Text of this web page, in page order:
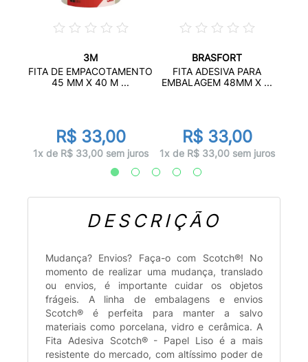
3M
FITA DE EMPACOTAMENTO
45 MM X 40 M ...
R$ 33,00
1x de R$ 33,00 sem juros
BRASFORT
FITA ADESIVA PARA
EMBALAGEM 48MM X ...
R$ 33,00
1x de R$ 33,00 sem juros
DESCRIÇÃO
Mudança? Envios? Faça-o com Scotch®! No
momento de realizar uma mudança, translado
ou envios, é importante cuidar os objetos
frágeis. A linha de embalagens e envios
Scotch® é perfeita para manter a salvo
materiais como porcelana, vidro e cerâmica. A
Fita Adesiva Scotch® - Papel Liso é a mais
resistente do mercado, com altíssimo poder de